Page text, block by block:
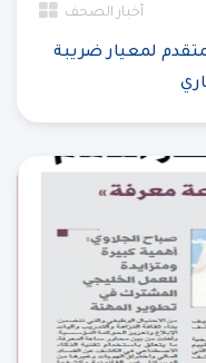
أخبار الصحف
لمعيار ضريبة